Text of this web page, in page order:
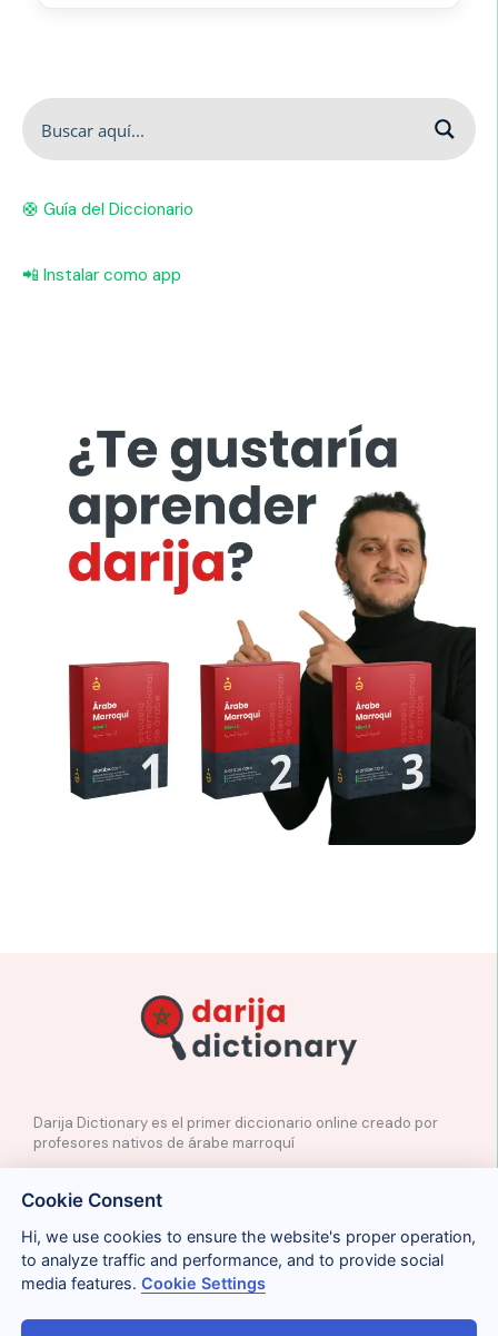
🛟 Guía del Diccionario
📲 Instalar como app
Darija Dictionary es el primer diccionario online creado por
profesores nativos de árabe marroquí
✉️ Contacto
📲Redes Sociales
🤝🏼Proponer palabras
Legal Cookies Privacidad Condiciones
Cookie Consent
Hi, we use cookies to ensure the website's proper operation,
to analyze traffic and performance, and to provide social
media features.Cookie Settings